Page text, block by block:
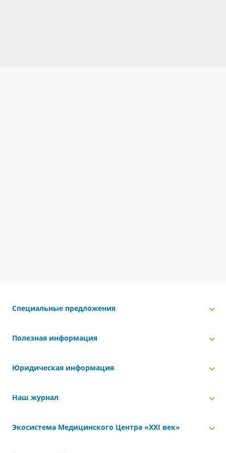
Специальные предложения
Полезная информация
Юридическая информация
Наш журнал
Экосистема Медицинского Центра «‎XXI век»